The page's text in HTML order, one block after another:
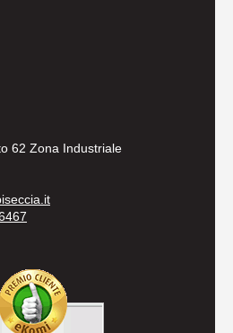
62 Zona Industriale